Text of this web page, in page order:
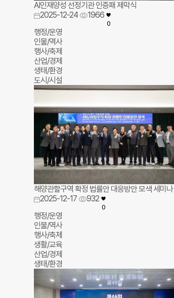
AI인재양성 선정기관 인증패 제막식
2025-12-24
1966
0
행정/운영
인물/역사
행사/축제
산업/경제
생태/환경
도시/시설
해양관할구역 확정 법률안 대응방안 모색 세미나
2025-12-17
932
0
행정/운영
인물/역사
행사/축제
생활/교육
산업/경제
생태/환경